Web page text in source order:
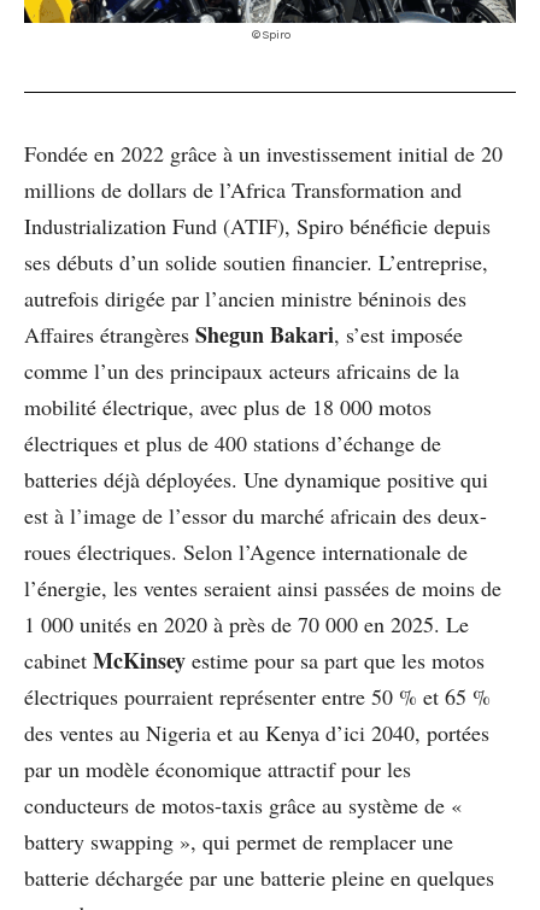
©Spiro
Fondée en 2022 grâce à un investissement initial de 20
millions de dollars de l’Africa Transformation and
Industrialization Fund (ATIF), Spiro bénéficie depuis
ses débuts d’un solide soutien financier. L’entreprise,
autrefois dirigée par l’ancien ministre béninois des
Affaires étrangères Shegun Bakari, s’est imposée
comme l’un des principaux acteurs africains de la
mobilité électrique, avec plus de 18 000 motos
électriques et plus de 400 stations d’échange de
batteries déjà déployées. Une dynamique positive qui
est à l’image de l’essor du marché africain des deux-
roues électriques. Selon l’Agence internationale de
l’énergie, les ventes seraient ainsi passées de moins de
1 000 unités en 2020 à près de 70 000 en 2025. Le
cabinet McKinsey estime pour sa part que les motos
électriques pourraient représenter entre 50 % et 65 %
des ventes au Nigeria et au Kenya d’ici 2040, portées
par un modèle économique attractif pour les
conducteurs de motos-taxis grâce au système de «
battery swapping », qui permet de remplacer une
batterie déchargée par une batterie pleine en quelques